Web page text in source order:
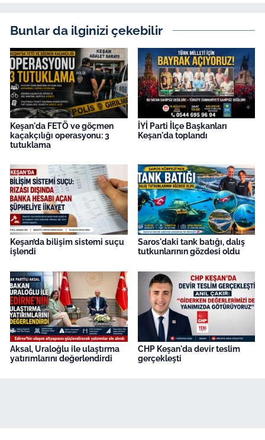
Bunlar da ilginizi çekebilir
Keşan'da FETÖ ve göçmen
kaçakçılığı operasyonu: 3
tutuklama
İYİ Parti İlçe Başkanları
Keşan'da toplandı
Keşan’da bilişim sistemi suçu
işlendi
Saros'daki tank batığı, dalış
tutkunlarının gözdesi oldu
Aksal, Uraloğlu ile ulaştırma
yatırımlarını değerlendirdi
CHP Keşan'da devir teslim
gerçekleşti